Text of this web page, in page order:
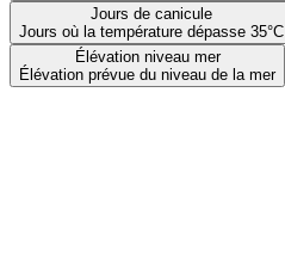
Jours de canicule
Jours où la température dépasse 35°C
Élévation niveau mer
Élévation prévue du niveau de la mer